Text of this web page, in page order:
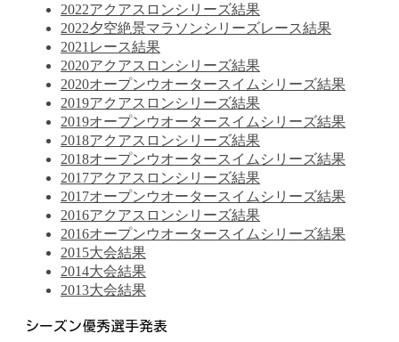
2022アクアスロンシリーズ結果
2022夕空絶景マラソンシリーズレース結果
2021レース結果
2020アクアスロンシリーズ結果
2020オープンウオータースイムシリーズ結果
2019アクアスロンシリーズ結果
2019オープンウオータースイムシリーズ結果
2018アクアスロンシリーズ結果
2018オープンウオータースイムシリーズ結果
2017アクアスロンシリーズ結果
2017オープンウオータースイムシリーズ結果
2016アクアスロンシリーズ結果
2016オープンウオータースイムシリーズ結果
2015大会結果
2014大会結果
2013大会結果
シーズン優秀選手発表